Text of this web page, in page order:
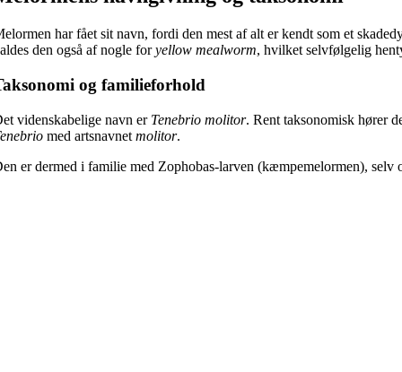
har fået sit navn, fordi den mest af alt er kendt som et
den også af nogle foryellow mealworm, hvilket selvfølgelig
og familieforhold
videnskabelige navn er Tenebrio molitor. Rent taksonomisk hører
med artsnavnet molitor.
er dermed i familie med Zophobas-larven (kæmpemelormen), selv